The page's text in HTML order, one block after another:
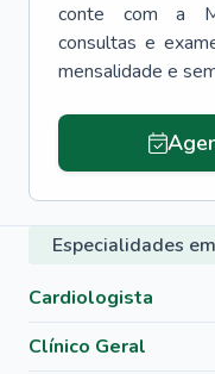
conte com a
consultas e
mensalidade e
Especialidades
Cardiologista
Clínico Geral